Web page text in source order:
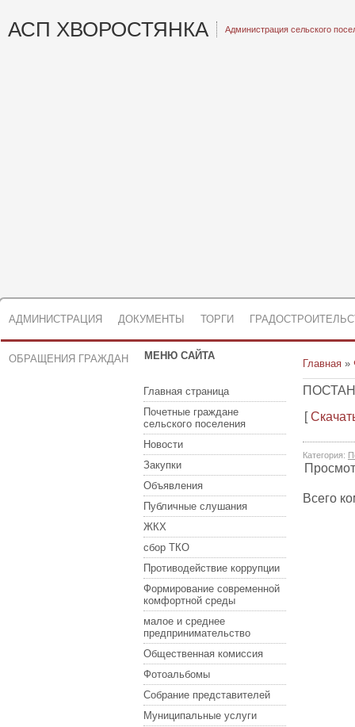
АСП ХВОРОСТЯНКА Администрация сельского
АДМИНИСТРАЦИЯ ДОКУМЕНТЫ ТОРГИ
ОБРАЩЕНИЯ ГРАЖДАН МЕНЮ САЙТА
Главная страница
Почетные граждане
сельского поселения
Новости
Закупки
Объявления
Публичные слушания
ЖКХ
сбор ТКО
Противодействие коррупции
Формирование современной
комфортной среды
малое и среднее
предпринимательство
Общественная комиссия
Фотоальбомы
Собрание представителей
Муниципальные услуги
Главная »
[
Категория:
Всего